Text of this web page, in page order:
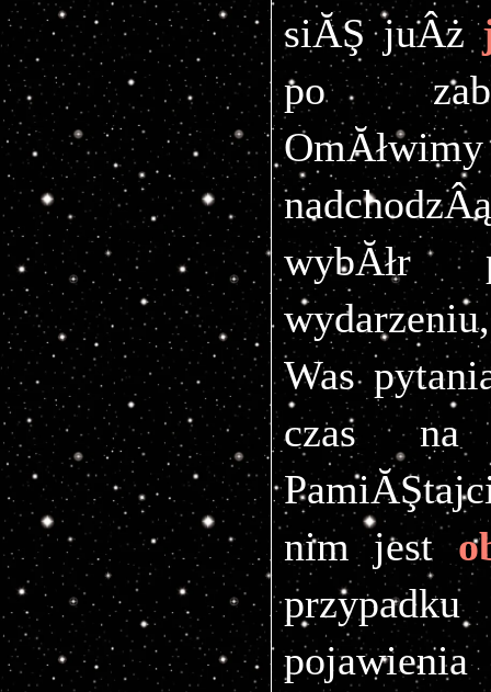
siĂŞ juÂż
po
wybĂłr
Was
czas na
nim jest